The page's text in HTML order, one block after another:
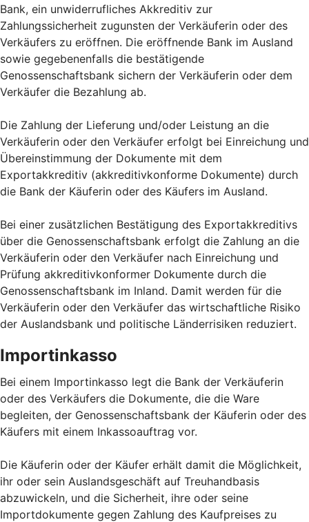
Bank, ein unwiderrufliches Akkreditiv zur
Zahlungssicherheit zugunsten der Verkäuferin oder des
Verkäufers zu eröffnen. Die eröffnende Bank im Ausland
sowie gegebenenfalls die bestätigende
Genossenschaftsbank sichern der Verkäuferin oder dem
Verkäufer die Bezahlung ab.
Die Zahlung der Lieferung und/oder Leistung an die
Verkäuferin oder den Verkäufer erfolgt bei Einreichung und
Übereinstimmung der Dokumente mit dem
Exportakkreditiv (akkreditivkonforme Dokumente) durch
die Bank der Käuferin oder des Käufers im Ausland.
Bei einer zusätzlichen Bestätigung des Exportakkreditivs
über die Genossenschaftsbank erfolgt die Zahlung an die
Verkäuferin oder den Verkäufer nach Einreichung und
Prüfung akkreditivkonformer Dokumente durch die
Genossenschaftsbank im Inland. Damit werden für die
Verkäuferin oder den Verkäufer das wirtschaftliche Risiko
der Auslandsbank und politische Länderrisiken reduziert.
Importinkasso
Bei einem Importinkasso legt die Bank der Verkäuferin
oder des Verkäufers die Dokumente, die die Ware
begleiten, der Genossenschaftsbank der Käuferin oder des
Käufers mit einem Inkassoauftrag vor.
Die Käuferin oder der Käufer erhält damit die Möglichkeit,
ihr oder sein Auslandsgeschäft auf Treuhandbasis
abzuwickeln, und die Sicherheit, ihre oder seine
Importdokumente gegen Zahlung des Kaufpreises zu